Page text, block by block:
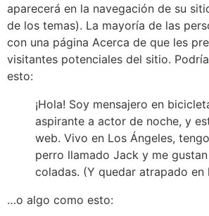
aparecerá en la navegación de su
de los temas). La mayoría de las
con una página Acerca de que les
visitantes potenciales del sitio.
esto:
¡Hola! Soy mensajero en
aspirante a actor de noche, y
web. Vivo en Los Ángeles,
perro llamado Jack y me
coladas. (Y quedar atrapado en
…o algo como esto: